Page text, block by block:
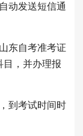
动发送短信通
东自考准考证
目，并办理报
到考试时间时